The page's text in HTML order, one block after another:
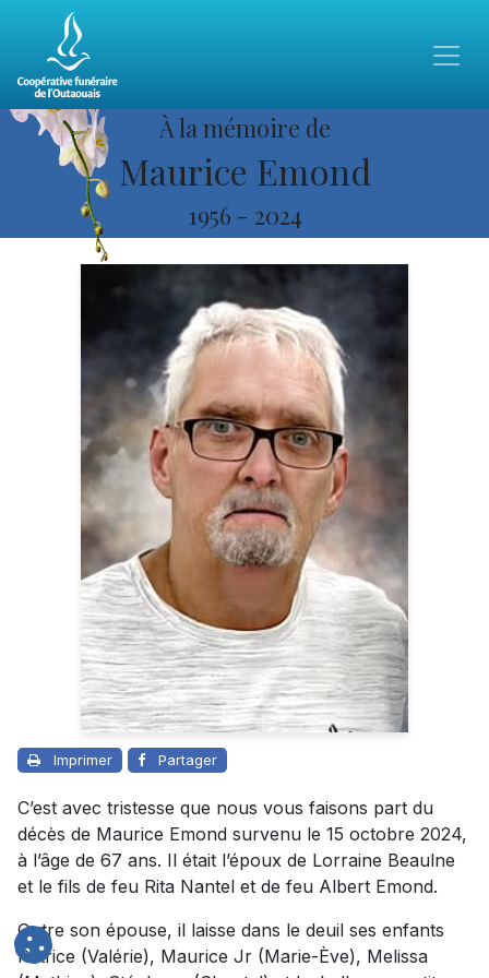
À la mémoire de
Maurice Emond
1956 - 2024
Imprimer Partager
C’est avec tristesse que nous vous faisons part du
décès de Maurice Emond survenu le 15 octobre 2024,
à l’âge de 67 ans. Il était l’époux de Lorraine Beaulne
et le fils de feu Rita Nantel et de feu Albert Emond.
Outre son épouse, il laisse dans le deuil ses enfants
Patrice (Valérie), Maurice Jr (Marie-Ève), Melissa